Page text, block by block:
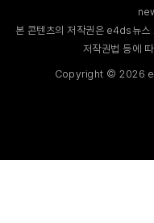
본 콘텐츠의 저작권은 e4ds뉴스
저작권법 등에
Copyright ©2026